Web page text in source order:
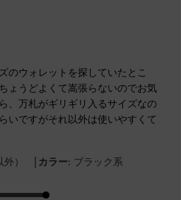
のウォレットを探していたとこ
ょうどよくて嵩張らないのでお気
、万札がギリギリ入るサイズなの
いですがそれ以外は使いやすくて
） | カラー: ブラック系